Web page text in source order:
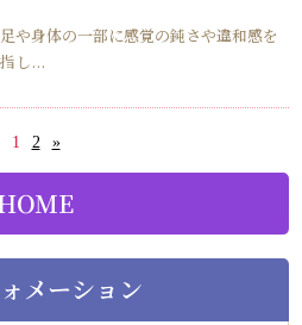
や身体の一部に感覚の鈍さや違和感を
し...
1 2 »
メーション